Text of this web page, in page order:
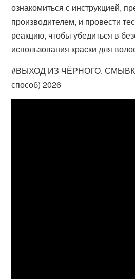
ознакомиться с инструкцией,
производителем, и провести
реакцию, чтобы убедиться в
использования краски для
#ВЫХОД ИЗ ЧЁРНОГО.
способ) 2026